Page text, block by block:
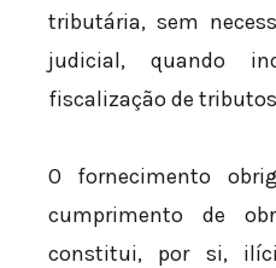
tributária, sem
judicial, quando
fiscalização de
O fornecimento
cumprimento de
constitui, por si,